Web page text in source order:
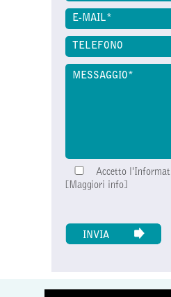
Accetto
[Maggiori info]